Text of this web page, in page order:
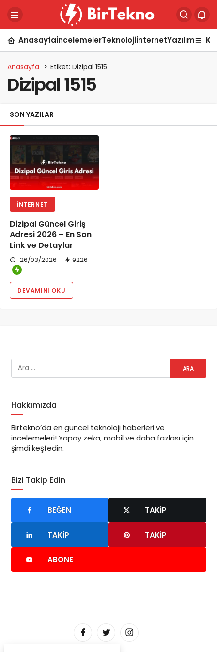
AnasayfaİncelemelerTeknolojiİnternetYazılım
Anasayfa Etiket: Dizipal 1515
Dizipal 1515
SON YAZILAR
İNTERNET
Dizipal Güncel Giriş
Adresi 2026 – En Son
Link ve Detaylar
26/03/2026 9226
DEVAMINI OKU
Hakkımızda
Birtekno’da en güncel teknoloji haberleri ve
incelemeleri! Yapay zeka, mobil ve daha fazlası için
şimdi keşfedin.
Bizi Takip Edin
BEĞEN TAKIP
TAKIP TAKIP
ABONE